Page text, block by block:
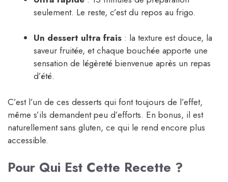
seulement. Le reste, c’est du repos au frigo.
Un dessert ultra frais : la texture est douce, la
saveur fruitée, et chaque bouchée apporte une
sensation de légèreté bienvenue après un repas
d’été.
C’est l’un de ces desserts qui font toujours de l’effet,
même s’ils demandent peu d’efforts. En bonus, il est
naturellement sans gluten, ce qui le rend encore plus
accessible.
Pour Qui Est Cette Recette ?